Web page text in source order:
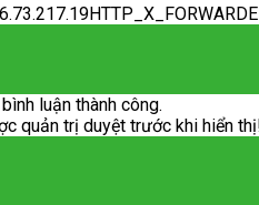
luận thành công.
quản trị duyệt trước khi hiển